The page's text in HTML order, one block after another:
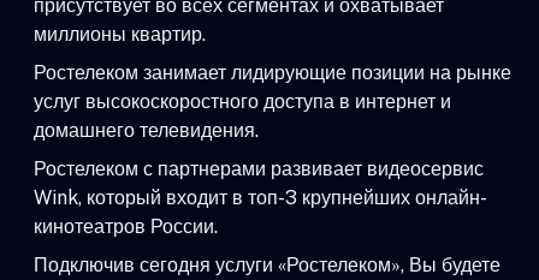
присутствует во всех сегментах и охватывает
миллионы квартир.
Ростелеком занимает лидирующие позиции на рынке
услуг высокоскоростного доступа в интернет и
домашнего телевидения.
Ростелеком с партнерами развивает видеосервис
Wink, который входит в топ-3 крупнейших онлайн-
кинотеатров России.
Подключив сегодня услуги «Ростелеком», Вы будете